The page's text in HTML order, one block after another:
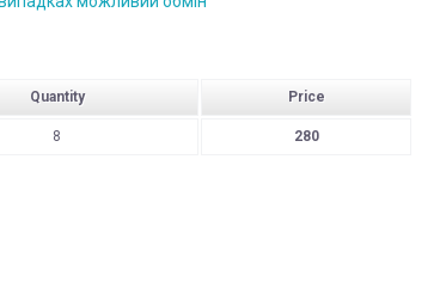
Quantity Price
8 280